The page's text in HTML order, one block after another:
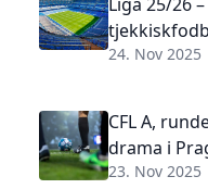
24. Nov 2025
CFL A,
drama i
23. Nov 2025